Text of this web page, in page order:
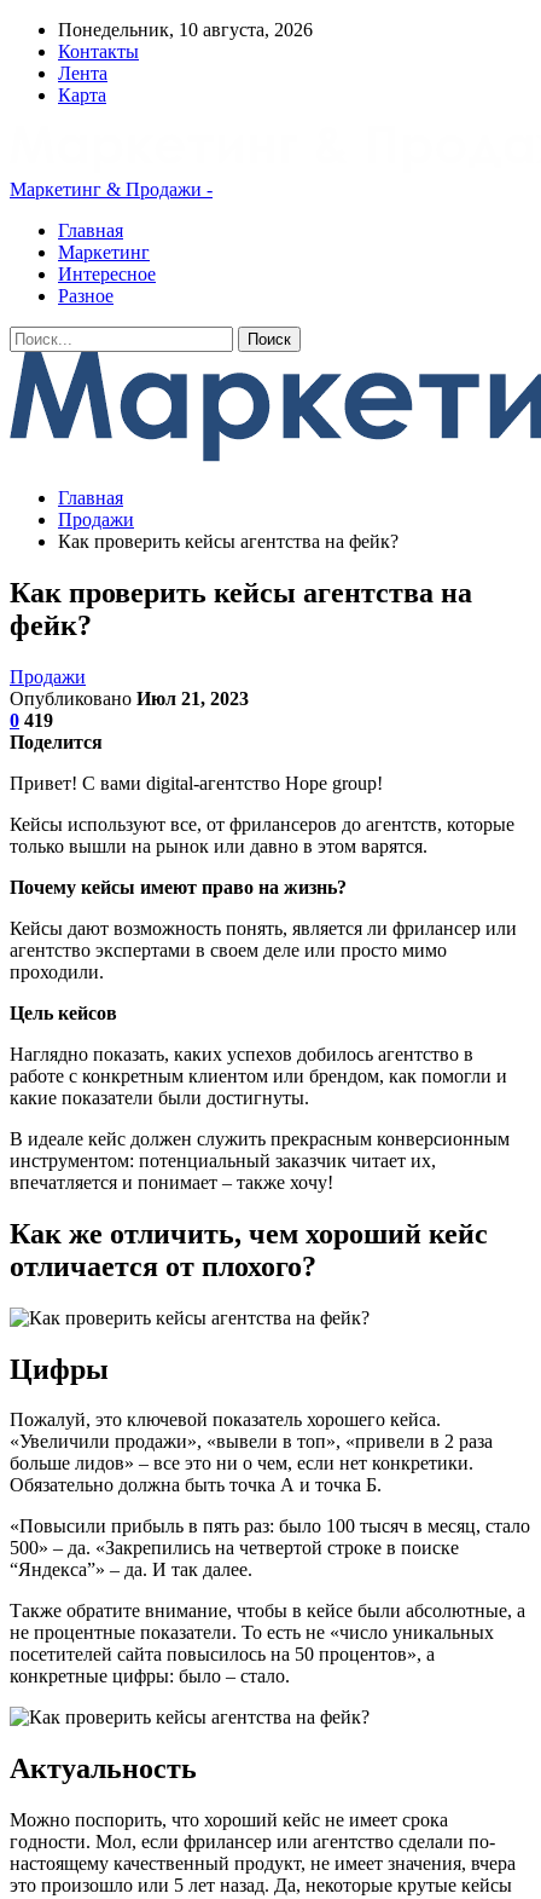
Понедельник, 10 августа, 2026
Контакты
Лента
Карта
Маркетинг & Продажи -
Главная
Маркетинг
Интересное
Разное
Главная
Продажи
Как проверить кейсы агентства на фейк?
Как проверить кейсы агентства на
фейк?
Продажи
Опубликовано Июл 21, 2023
0 419
Поделится
Привет! С вами digital-агентство Hope group!
Кейсы используют все, от фрилансеров до агентств, которые
только вышли на рынок или давно в этом варятся.
Почему кейсы имеют право на жизнь?
Кейсы дают возможность понять, является ли фрилансер или
агентство экспертами в своем деле или просто мимо
проходили.
Цель кейсов
Наглядно показать, каких успехов добилось агентство в
работе с конкретным клиентом или брендом, как помогли и
какие показатели были достигнуты.
В идеале кейс должен служить прекрасным конверсионным
инструментом: потенциальный заказчик читает их,
впечатляется и понимает – также хочу!
Как же отличить, чем хороший кейс
отличается от плохого?
Цифры
Пожалуй, это ключевой показатель хорошего кейса.
«Увеличили продажи», «вывели в топ», «привели в 2 раза
больше лидов» – все это ни о чем, если нет конкретики.
Обязательно должна быть точка А и точка Б.
«Повысили прибыль в пять раз: было 100 тысяч в месяц, стало
500» – да. «Закрепились на четвертой строке в поиске
“Яндекса”» – да. И так далее.
Также обратите внимание, чтобы в кейсе были абсолютные, а
не процентные показатели. То есть не «число уникальных
посетителей сайта повысилось на 50 процентов», а
конкретные цифры: было – стало.
Актуальность
Можно поспорить, что хороший кейс не имеет срока
годности. Мол, если фрилансер или агентство сделали по-
настоящему качественный продукт, не имеет значения, вчера
это произошло или 5 лет назад. Да, некоторые крутые кейсы